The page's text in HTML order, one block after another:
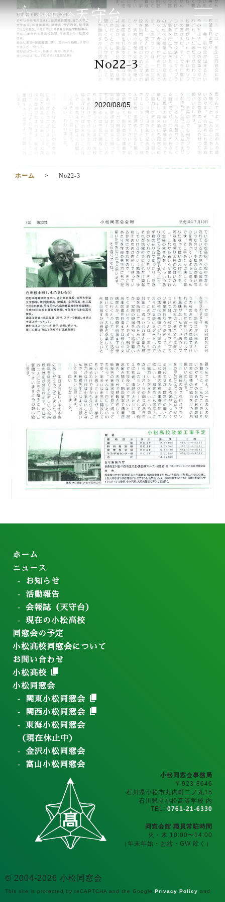
No22-3
2020/08/05
ホーム No22-3
ホーム
ニュース
お知らせ
活動報告
会報誌（天守台）
現在の小松高校
同窓会の予定
小松高校同窓会について
お問い合わせ
小松高校
小松同窓会
関東小松同窓会
関西小松同窓会
東海小松同窓会
（現在休止中）
金沢小松同窓会
富山小松同窓会
小松同窓会事務局
〒923-8646
石川県小松市丸内町二ノ丸15
石川県立小松高等学校 内
TEL: 0761-21-6330
同窓会館 職員常駐時間
火・木 10:00〜14:00
（年末年始・お盆・GW 除く）
© 2004-2026 小松同窓会
This site is protected by reCAPTCHA and the Google Privacy Policy and